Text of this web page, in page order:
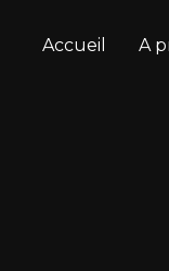
Accueil A